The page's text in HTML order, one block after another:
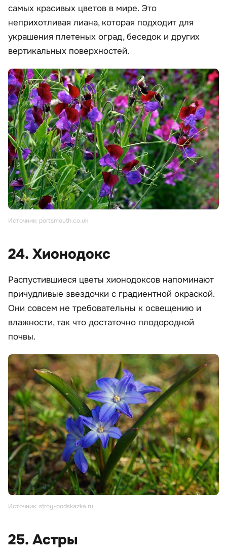
самых красивых цветов в мире. Это
неприхотливая лиана, которая подходит для
украшения плетеных оград, беседок и других
вертикальных поверхностей.
Источник: portsmouth.co.uk
24. Хионодокс
Распустившиеся цветы хионодоксов напоминают
причудливые звездочки с градиентной окраской.
Они совсем не требовательны к освещению и
влажности, так что достаточно плодородной
почвы.
Источник: stroy-podskazka.ru
25. Астры